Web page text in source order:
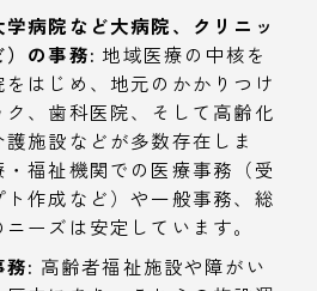
病院など大病院、クリニッ
）の事務: 地域医療の中核を
はじめ、地元のかかりつけ
、歯科医院、そして高齢化
施設などが多数存在しま
福祉機関での医療事務（受
作成など）や一般事務、総
ーズは安定しています。
務: 高齢者福祉施設や障がい